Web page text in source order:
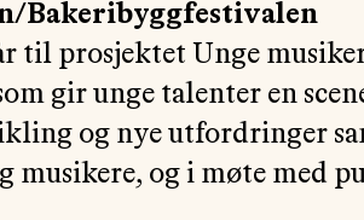
Bakeribyggfestivalen
til prosjektet Unge
gir unge talenter en
og nye utfordringer
musikere, og i møte med